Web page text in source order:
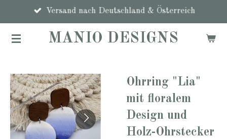
Hauptinhalt
springen
MANIO DESIGNS
Versand nach Deutschland & Österreich
Ohrring "Lia"
mit floralem
Design und
Holz-Ohrstecker